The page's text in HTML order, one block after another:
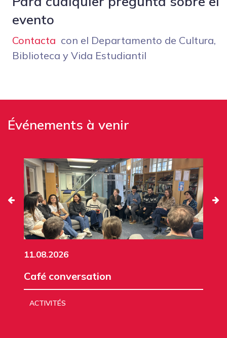
evento
Contacta con el Departamento de Cultura,
Biblioteca y Vida Estudiantil
Événements à venir
11.08.2026
Café conversation
ACTIVITÉS